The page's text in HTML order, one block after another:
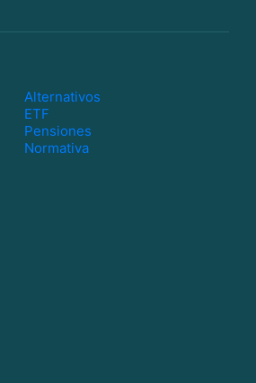
Alternativos
ETF
Pensiones
Normativa